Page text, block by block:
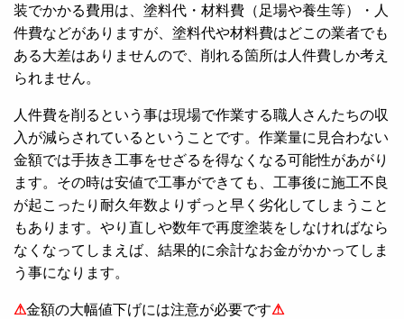
装でかかる費用は、塗料代・材料費（足場や養生等）・人
件費などがありますが、塗料代や材料費はどこの業者でも
ある大差はありませんので、削れる箇所は人件費しか考え
られません。
人件費を削るという事は現場で作業する職人さんたちの収
入が減らされているということです。作業量に見合わない
金額では手抜き工事をせざるを得なくなる可能性があがり
ます。その時は安値で工事ができても、工事後に施工不良
が起こったり耐久年数よりずっと早く劣化してしまうこと
もあります。やり直しや数年で再度塗装をしなければなら
なくなってしまえば、結果的に余計なお金がかかってしま
う事になります。
⚠金額の大幅値下げには注意が必要です⚠